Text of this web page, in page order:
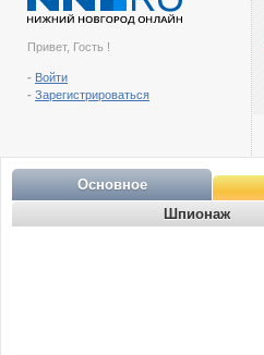
Привет, Гость !
- Войти
- Зарегистрироваться
Основное
Шпионаж